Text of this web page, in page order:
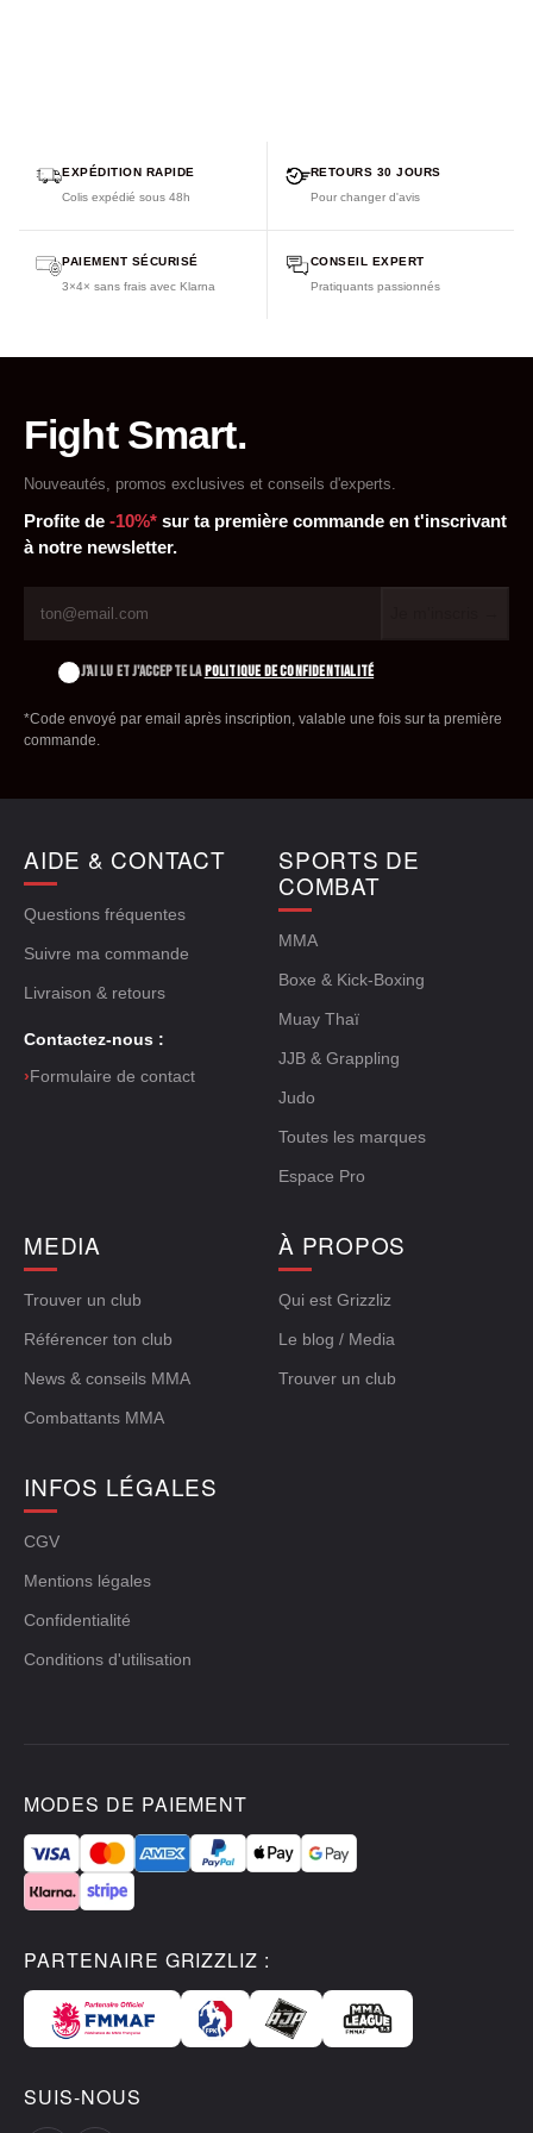
EXPÉDITION RAPIDE
Colis expédié sous 48h
RETOURS 30 JOURS
Pour changer d'avis
PAIEMENT SÉCURISÉ
3×4× sans frais avec Klarna
CONSEIL EXPERT
Pratiquants passionnés
Fight Smart.
Nouveautés, promos exclusives et conseils d'experts.
Profite de -10%* sur ta première commande en t'inscrivant
à notre newsletter.
J'AI LU ET J'ACCEPTE LAPOLITIQUE DE CONFIDENTIALITÉ
*Code envoyé par email après inscription, valable une fois sur ta première
commande.
AIDE & CONTACT
Questions fréquentes
Suivre ma commande
Livraison & retours
Contactez-nous :
›Formulaire de contact
SPORTS DE
COMBAT
MMA
Boxe & Kick-Boxing
Muay Thaï
JJB & Grappling
Judo
Toutes les marques
Espace Pro
MEDIA
Trouver un club
Référencer ton club
News & conseils MMA
Combattants MMA
À PROPOS
Qui est Grizzliz
Le blog / Media
Trouver un club
INFOS LÉGALES
CGV
Mentions légales
Confidentialité
Conditions d'utilisation
MODES DE PAIEMENT
PARTENAIRE GRIZZLIZ :
SUIS-NOUS